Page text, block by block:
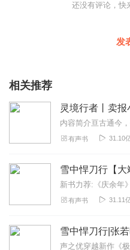
还没有评论，快
发
相关推荐
有声书 31.10
雪中悍刀行【
有声书 31.11